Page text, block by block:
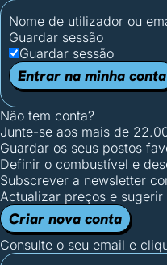
Nome de utilizador ou
Guardar sessão
Guardar sessão
Entrar na minha conta
Não tem conta?
Junte-se aos mais de
Guardar os seus postos
Definir o combustível e
Subscrever a newsletter
Actualizar preços e
Criar nova conta
Consulte o seu email e